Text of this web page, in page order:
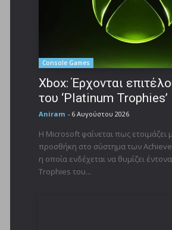
Console Games
Xbox: Έρχονται
του ‘Platinum Trophies’
Aniram - 6 Αυγούστου 2026
Η Microsoft φαίνεται πως ετοιμάζει
προσθήκη στο σύστημα των
η οποία ενδέχεται να θυμίζει
Trophies του...